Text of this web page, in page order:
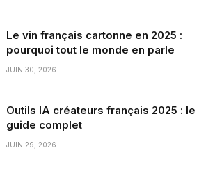
Le vin français cartonne en 2025 :
pourquoi tout le monde en parle
JUIN 30, 2026
Outils IA créateurs français 2025 : le
guide complet
JUIN 29, 2026